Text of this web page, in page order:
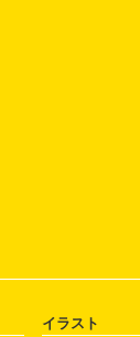
イラスト